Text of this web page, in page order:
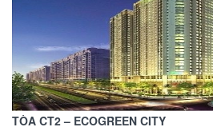
TÒA CT2 – ECOGREEN CITY